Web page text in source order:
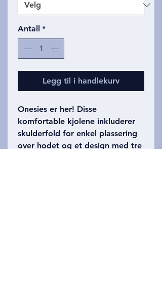
Antall *
Legg til i handlekurv
Onesies er her! Disse
komfortable kjolene inkluderer
skulderfold for enkel plassering
over hodet og et design med tre